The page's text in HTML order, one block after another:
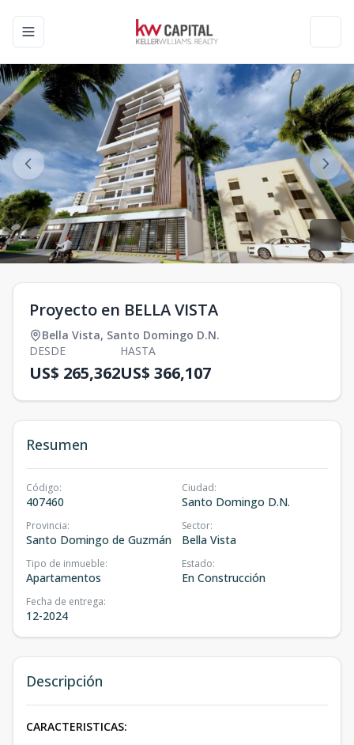
Toggle navigation menu
Proyecto en BELLA VISTA
Bella Vista, Santo Domingo D.N.
DESDE
US$ 265,362
HASTA
US$ 366,107
Resumen
Código:
407460
Ciudad:
Santo Domingo D.N.
Provincia:
Santo Domingo de Guzmán
Sector:
Bella Vista
Tipo de inmueble:
Apartamentos
Estado:
En Construcción
Fecha de entrega:
12-2024
Descripción
CARACTERISTICAS: